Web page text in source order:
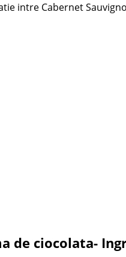
intre Cabernet
de ciocolata-